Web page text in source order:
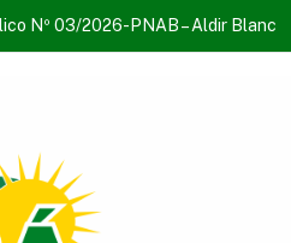
Nº 03/2026-PNAB – Aldir Blanc